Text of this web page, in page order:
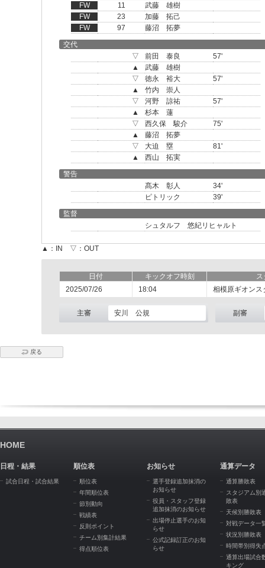
FW
11
武藤 雄樹
FW
23
加藤 拓己
FW
97
藤沼 拓夢
交代
▽
前田 泰良
57'
▲
武藤 雄樹
▽
徳永 裕大
57'
▲
竹内 崇人
▽
河野 諒祐
57'
▲
杉本 蓮
▽
西久保 駿介
75'
▲
藤沼 拓夢
▽
大迫 塁
81'
▲
西山 拓実
警告
髙木 彰人
34'
ピトリック
39'
監督
シュタルフ 悠紀リヒャルト
▲：IN ▽：OUT
日付 キックオフ時刻
ス
2025/07/26
18:04 相模原ギオンス
主審 安川 公規 副審
戻る
HOME
日程・結果
試合日程・試合結果
順位表
順位表
年間順位表
節別動向
戦績表
反則ポイント
チーム別集計結果
得点順位表
お知らせ
選手登録追加抹消の
お知らせ
役員・スタッフ登録
追加抹消のお知らせ
出場停止選手のお知
らせ
公式記録訂正のお知
らせ
通算データ
通算勝敗表
スタジアム別
敗表
天候別勝敗表
対戦データ一
状況別勝敗表
時間帯別得失
通算出場試合
キング